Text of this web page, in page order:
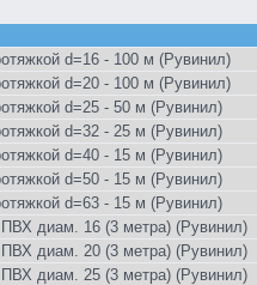
d=16 - 100 м (Рувинил)
d=20 - 100 м (Рувинил)
d=25 - 50 м (Рувинил)
d=32 - 25 м (Рувинил)
d=40 - 15 м (Рувинил)
d=50 - 15 м (Рувинил)
d=63 - 15 м (Рувинил)
ПВХ диам. 16 (3 метра) (Рувинил)
ПВХ диам. 20 (3 метра) (Рувинил)
ПВХ диам. 25 (3 метра) (Рувинил)